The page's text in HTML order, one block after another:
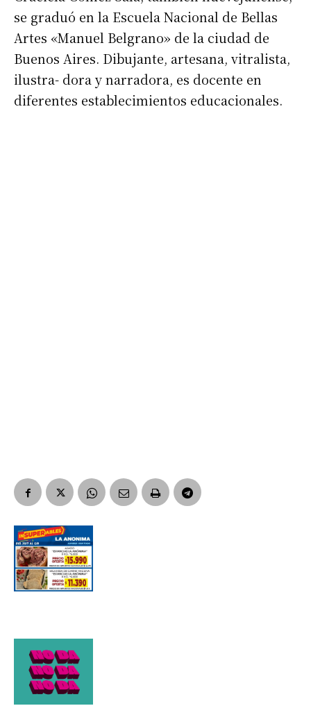
Nombre
Apellidos
se graduó en la Escuela Nacional de Bellas
Artes «Manuel Belgrano» de la ciudad de
Buenos Aires. Dibujante, artesana, vitralista,
ilustra- dora y narradora, es docente en
diferentes establecimientos educacionales.